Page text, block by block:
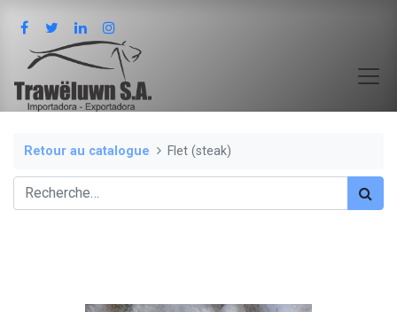
Retour au catalogue Flet (steak)